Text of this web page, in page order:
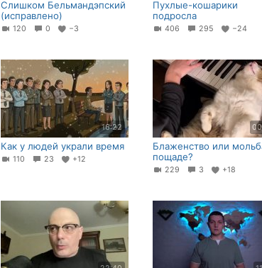
Слишком Бельмандэпский
(исправлено)
120 0 −3
Пухлые-кошарики
подросла
406 295 −24
16:22
Как у людей украли время
110 23 +12
Блаженство или
пощаде?
229 3 +18